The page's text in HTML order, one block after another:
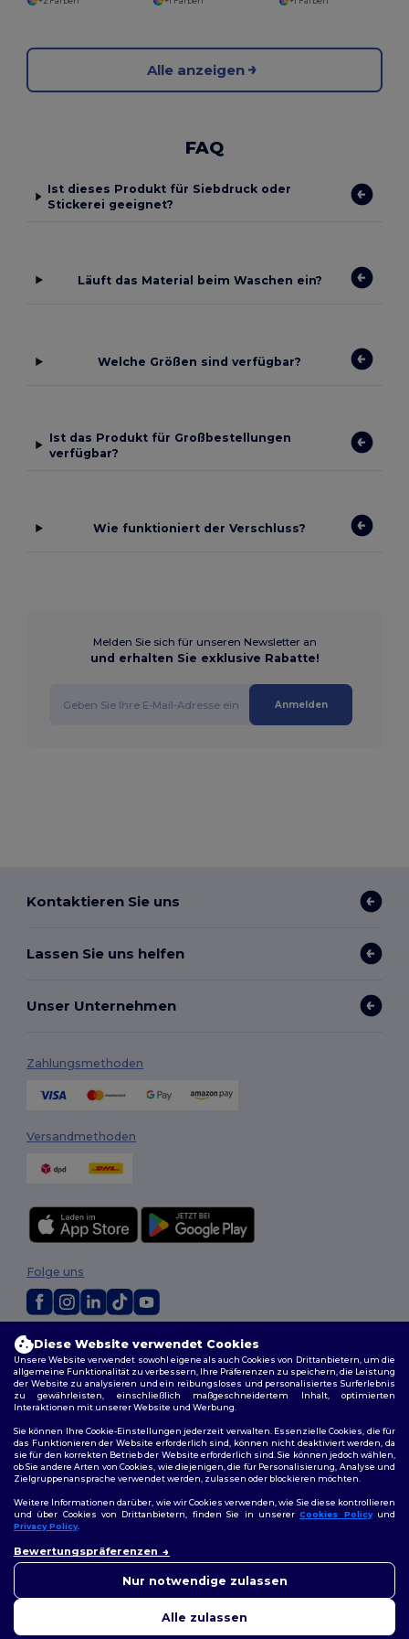
Alle anzeigen
FAQ
Ist dieses Produkt für Siebdruck oder
Stickerei geeignet?
Läuft das Material beim Waschen ein?
Welche Größen sind verfügbar?
Ist das Produkt für Großbestellungen
verfügbar?
Wie funktioniert der Verschluss?
Melden Sie sich für unseren Newsletter an
und erhalten Sie exklusive Rabatte!
Anmelden
Kontaktieren Sie uns
Lassen Sie uns helfen
Unser Unternehmen
Zahlungsmethoden
Versandmethoden
2026. Alle Rechte vorbehalten
Allgemeine Geschäftsbedingungen|Personalisierungsrichtlinien|
Datenschutzbestimmungen|Cookie-Richtlinie|Site Map
Folge uns
Diese Website verwendet Cookies
Unsere Website verwendet sowohl eigene als auch Cookies von Drittanbietern, um die
allgemeine Funktionalität zu verbessern, Ihre Präferenzen zu speichern, die Leistung
der Website zu analysieren und ein reibungsloses und personalisiertes Surferlebnis
zu gewährleisten, einschließlich maßgeschneidertem Inhalt, optimierten
Interaktionen mit unserer Website und Werbung.
Sie können Ihre Cookie-Einstellungen jederzeit verwalten. Essenzielle Cookies, die für
das Funktionieren der Website erforderlich sind, können nicht deaktiviert werden, da
sie für den korrekten Betrieb der Website erforderlich sind. Sie können jedoch wählen,
ob Sie andere Arten von Cookies, wie diejenigen, die für Personalisierung, Analyse und
Zielgruppenansprache verwendet werden, zulassen oder blockieren möchten.
Weitere Informationen darüber, wie wir Cookies verwenden, wie Sie diese kontrollieren
und über Cookies von Drittanbietern, finden Sie in unsererCookies Policyund
Privacy Policy.
Bewertungspräferenzen
Nur notwendige zulassen
Alle zulassen